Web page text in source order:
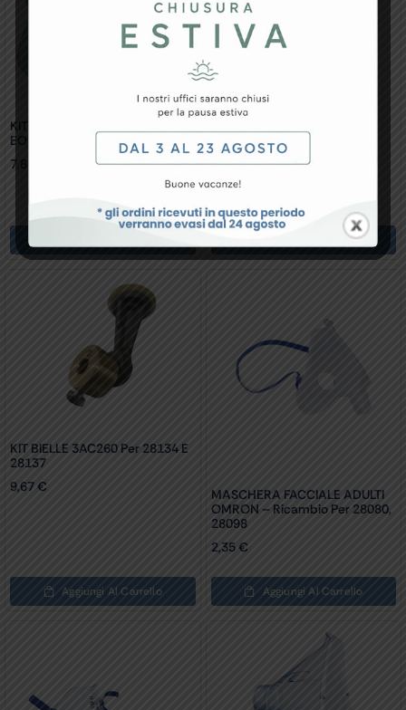
KIT ACCESSORI AEROSOL Per
EOLO E CORSIA
7,87
Aggiungi Al Carrello
KIT BIELLE 3AC260 Per 28134 E
28137
9,67€
Aggiungi Al Carrello
MASCHERA FACCIALE ADULTI
OMRON – Ricambio Per 28080,
28098
2,35€
Aggiungi Al Carrello